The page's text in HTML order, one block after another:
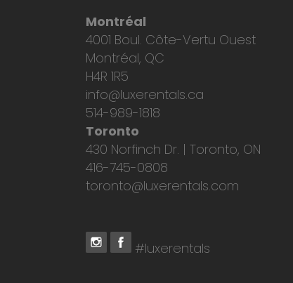
Montréal
4001 Boul. Côte-Vertu Ouest
Montréal, QC
H4R 1R5
info@luxerentals.ca
514-989-1818
Toronto
430 Norfinch Dr. | Toronto, ON
416-745-0808
toronto@luxerentals.com
#luxerentals